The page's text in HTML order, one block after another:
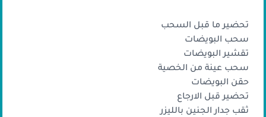
تحضير ما قبل السحب
سحب البويضات
تقشير البويضات
سحب عينة من الخصية
حقن البويضات
تحضير قبل الارجاع
ثقب جدار الجنين بالليزر